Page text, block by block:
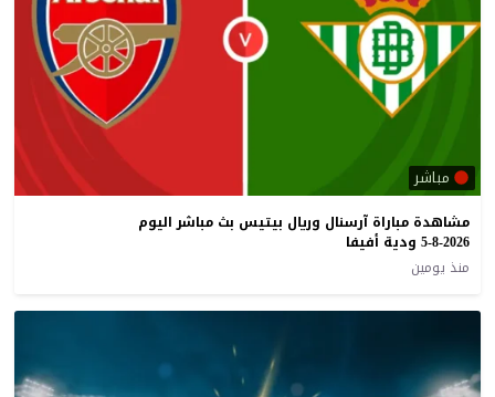
مباشر
مشاهدة مباراة آرسنال وريال بيتيس بث مباشر اليوم
5-8-2026 ودية أفيفا
منذ يومين